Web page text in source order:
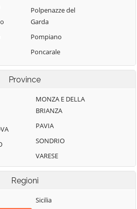
Polpenazze del
Garda
Pompiano
Poncarale
Ponte di Legno
Pontevico
Pontoglio
Pozzolengo
Pralboino
Preseglie
Prevalle
Provaglio d'Iseo
Sabbia
Province
MONZA E DELLA
BRIANZA
PAVIA
SONDRIO
VARESE
Regioni
Sicilia